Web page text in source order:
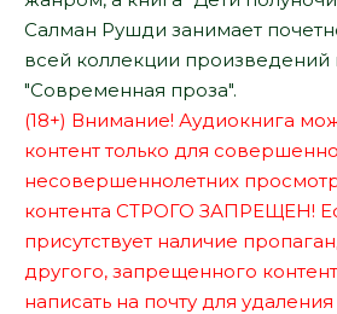
Салман Рушди занимает
всей коллекции произведений
"Современная проза".
(18+) Внимание! Аудиокнига
контент только для
несовершеннолетних
контента СТРОГО ЗАПРЕЩЕН!
присутствует наличие
другого, запрещенного
написать на почту для